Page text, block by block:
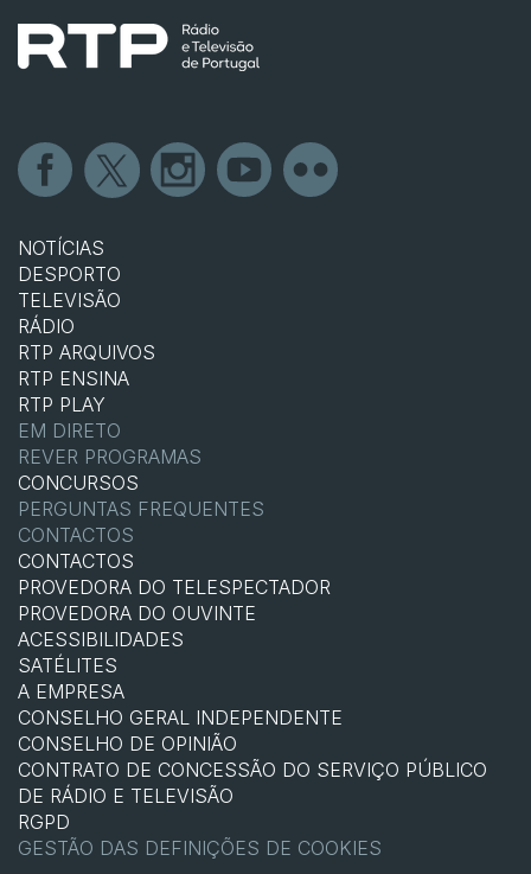
NOTÍCIAS
DESPORTO
TELEVISÃO
RÁDIO
RTP ARQUIVOS
RTP ENSINA
RTP PLAY
EM DIRETO
REVER PROGRAMAS
CONCURSOS
PERGUNTAS FREQUENTES
CONTACTOS
CONTACTOS
PROVEDORA DO TELESPECTADOR
PROVEDORA DO OUVINTE
ACESSIBILIDADES
SATÉLITES
A EMPRESA
CONSELHO GERAL INDEPENDENTE
CONSELHO DE OPINIÃO
CONTRATO DE CONCESSÃO DO SERVIÇO PÚBLICO
DE RÁDIO E TELEVISÃO
RGPD
GESTÃO DAS DEFINIÇÕES DE COOKIES